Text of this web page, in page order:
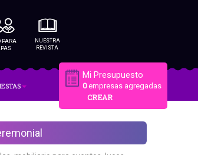
PARA
NUESTRA
REVISTA
Mi Presupuesto
0empresas agregadas
CREAR